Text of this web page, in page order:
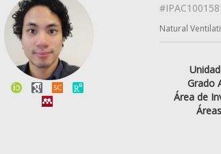
Natural
Grado
Área de